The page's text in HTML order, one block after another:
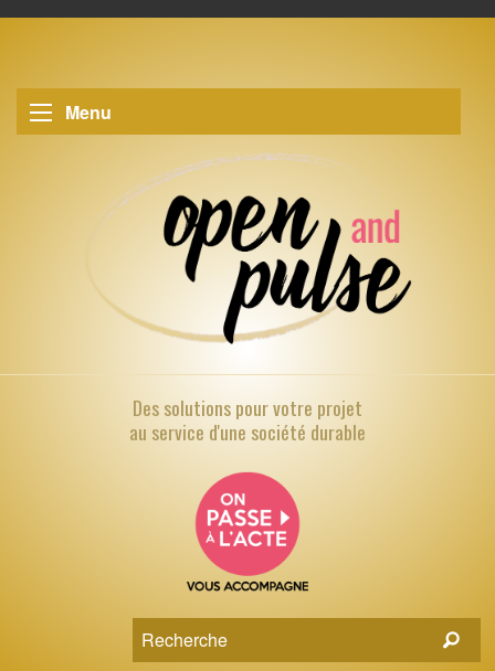
Menu
Des solutions pourvotre projet
au service d'une société durable